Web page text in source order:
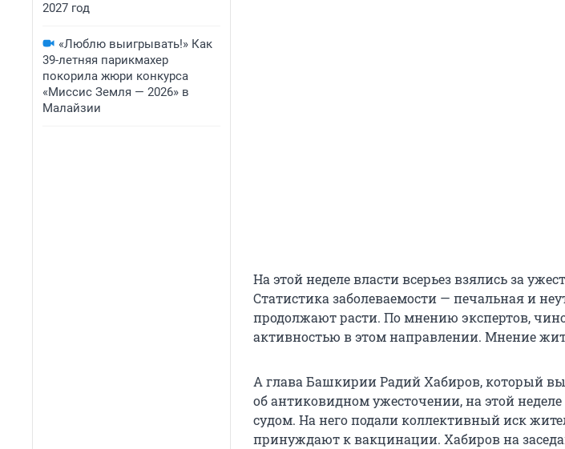
2027 год
«Люблю выигрывать!» Как
39-летняя парикмахер
покорила жюри конкурса
«Миссис Земля — 2026» в
Малайзии
На этой неделе власти всерьез взялись за
Статистика заболеваемости — печальная и
продолжают расти. По мнению экспертов,
активностью в этом направлении. Мнение
А глава Башкирии Радий Хабиров, который
об антиковидном ужесточении, на этой
судом. На него подали коллективный иск
принуждают к вакцинации. Хабиров на